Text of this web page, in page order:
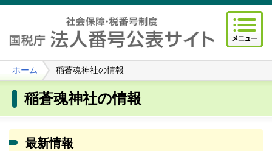
ホーム 稲蒼魂神社の情報
稲蒼魂神社の情報
最新情報